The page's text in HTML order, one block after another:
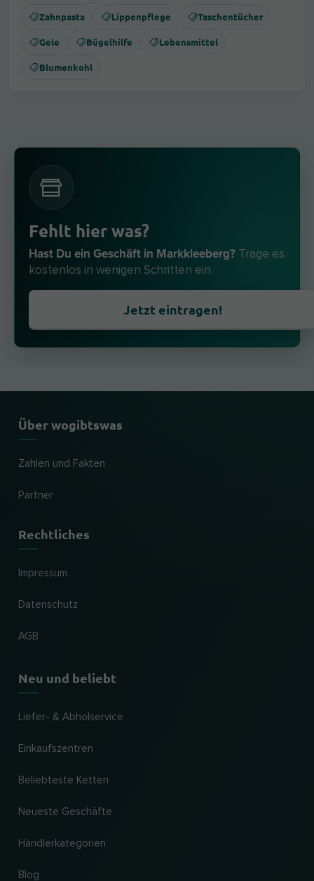
Zahnpasta Lippenpflege Taschentücher
Gele Bügelhilfe Lebensmittel
Blumenkohl
Fehlt hier was?
Hast Du ein Geschäft in Markkleeberg? Trage es
kostenlos in wenigen Schritten ein.
Jetzt eintragen!
Über wogibtswas
Zahlen und Fakten
Partner
Rechtliches
Impressum
Datenschutz
AGB
Neu und beliebt
Liefer- & Abholservice
Einkaufszentren
Beliebteste Ketten
Neueste Geschäfte
Händlerkategorien
Blog